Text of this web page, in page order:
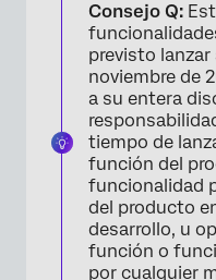
Consejo Q:
previsto lanzar
noviembre de
a su entera
tiempo de
función del
funcionalidad
del producto
desarrollo, u
función o
por cualquier